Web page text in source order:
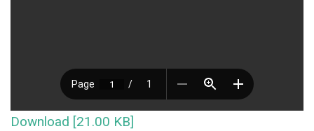
Download [21.00 KB]